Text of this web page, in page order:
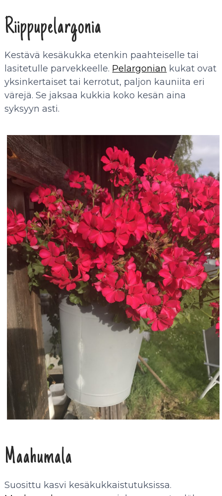
Riippupelargonia
Kestävä kesäkukka etenkin paahteiselle tai
lasitetulle parvekkeelle. Pelargonian kukat ovat
yksinkertaiset tai kerrotut, paljon kauniita eri
värejä. Se jaksaa kukkia koko kesän aina
syksyyn asti.
Maahumala
Suosittu kasvi kesäkukkaistutuksissa.